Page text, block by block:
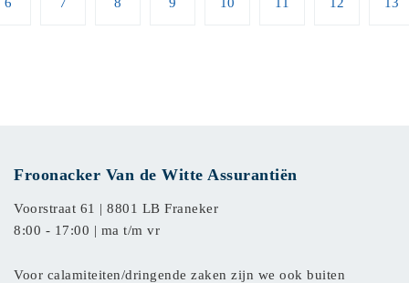
Froonacker Van de Witte Assurantiën
Voorstraat 61 | 8801 LB Franeker
8:00 - 17:00 | ma t/m vr
Voor calamiteiten/dringende zaken zijn we ook buiten